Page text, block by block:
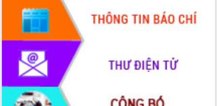
Thống nhất danh sách giới thiệu ứng
cử đại biểu Quốc hội khoá XVI và đại
biểu HĐND tỉnh Đắk Lắk, nhiệm kỳ
2026-2031
Phát động hai phong trào thi đua quan
trọng trong kỷ nguyên mới
Hội nghị lần thứ tư Ban Chỉ đạo công
tác bầu cử tỉnh Đắk Lắk
Hội nghị Báo cáo viên Trung ương
tháng 01/2026